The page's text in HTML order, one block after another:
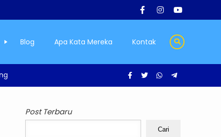
Blog Apa Kata Mereka Kontak
Post Terbaru
Cari